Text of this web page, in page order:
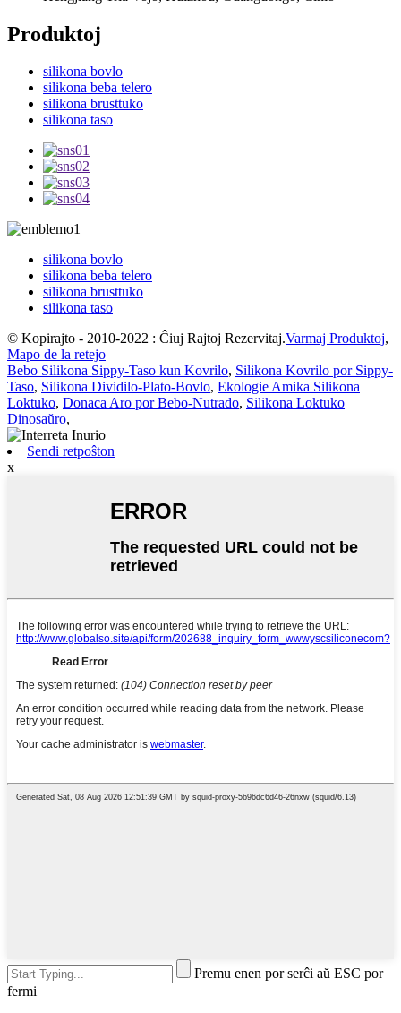
Produktoj
silikona bovlo
silikona beba telero
silikona brusttuko
silikona taso
silikona bovlo
silikona beba telero
silikona brusttuko
silikona taso
© Kopirajto - 2010-2022 : Ĉiuj Rajtoj Rezervitaj.Varmaj Produktoj,
Mapo de la retejo
Bebo Silikona Sippy-Taso kun Kovrilo, Silikona Kovrilo por Sippy-
Taso, Silikona Dividilo-Plato-Bovlo, Ekologie Amika Silikona
Loktuko, Donaca Aro por Bebo-Nutrado, Silikona Loktuko
Dinosaŭro,
Sendi retpoŝton
x
Premu enen por serĉi aŭ ESC por
fermi